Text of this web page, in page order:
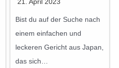
Bist du auf der Suche nach
einem einfachen und
leckeren Gericht aus Japan,
das sich…